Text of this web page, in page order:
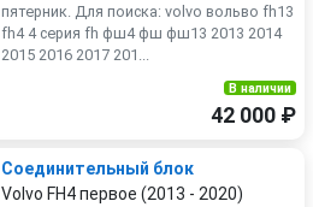
пятерник. Для поиска: volvo вольво fh13
fh4 4 серия fh фш4 фш фш13 2013 2014
2015 2016 2017 201...
В наличии
42 000 ₽
Соединительный блок
Volvo FH4 первое (2013 - 2020)